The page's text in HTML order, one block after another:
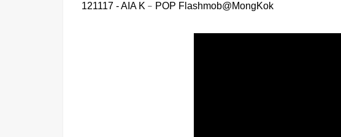
121117 - AIA K﹣POP Flashmob@MongKok